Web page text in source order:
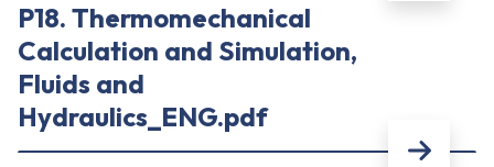
P18. Thermomechanical
Calculation and Simulation,
Fluids and
Hydraulics_ENG.pdf